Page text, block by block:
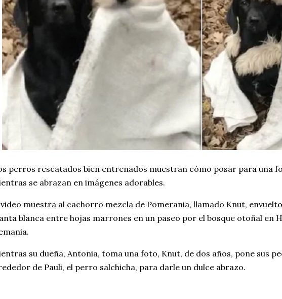
perros rescatados bien entrenados muestran cómo posar para una
se abrazan en imágenes adorables.
video muestra al cachorro mezcla de Pomerania, llamado Knut,
blanca entre hojas marrones en un paseo por el bosque otoñal en
su dueña, Antonia, toma una foto, Knut, de dos años, pone sus
de Pauli, el perro salchicha, para darle un dulce abrazo.